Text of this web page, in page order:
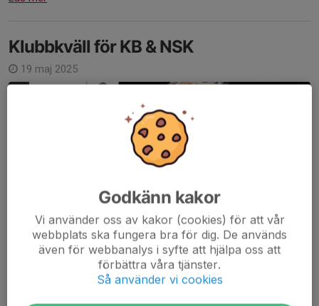
Klubbkväll för KB & NSK
19 maj 2025
Godkänn kakor
Vi använder oss av kakor (cookies) för att vår
webbplats ska fungera bra för dig. De används
även för webbanalys i syfte att hjälpa oss att
förbättra våra tjänster.
Så använder vi cookies